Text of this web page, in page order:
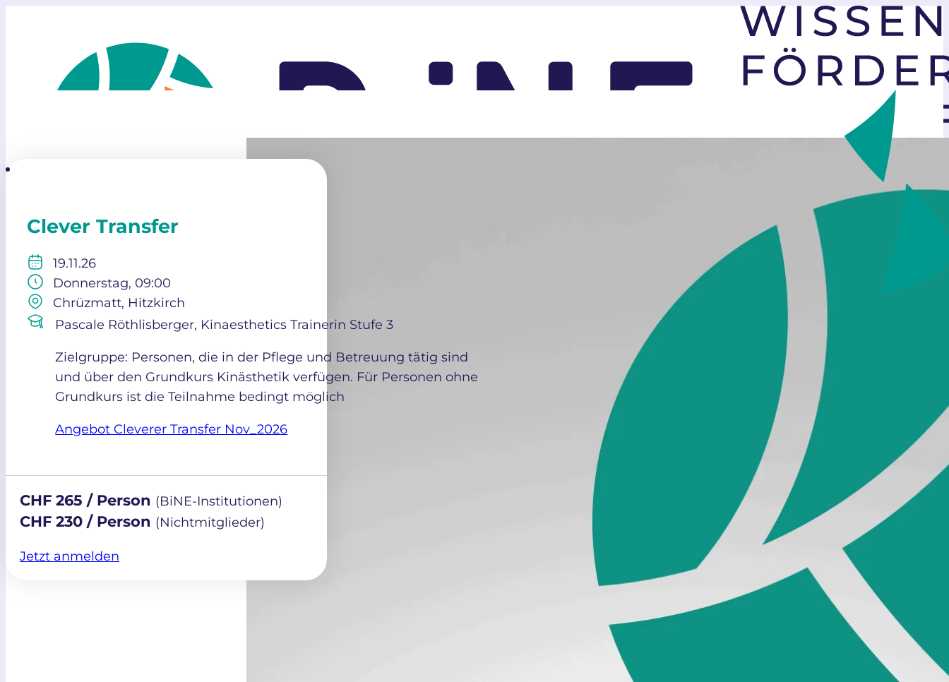
Angebot
Ausbildung
Wieder- / Quereinstieg
Schnupperpraktika
Kurse
Trägerverein
Vorstand
Spenden
Clever Transfer
19.11.26
Donnerstag, 09:00
Chrüzmatt, Hitzkirch
Pascale Röthlisberger, Kinaesthetics Trainerin Stufe 3
Zielgruppe: Personen, die in der Pflege und Betreuung tätig sind
und über den Grundkurs Kinästhetik verfügen. Für Personen ohne
Grundkurs ist die Teilnahme bedingt möglich
Angebot Cleverer Transfer Nov_2026
CHF 265 / Person (BiNE-Institutionen)
CHF 230 / Person (Nichtmitglieder)
Jetzt anmelden